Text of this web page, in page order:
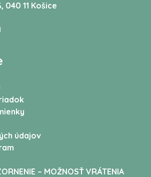
040 11 Košice
údajov
– MOŽNOSŤ VRÁTENIA